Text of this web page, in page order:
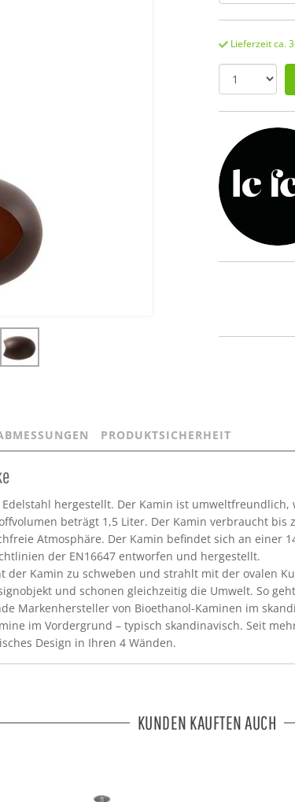
Lieferzeit ca.
PRODUKTSICHERHEIT
Edelstahl hergestellt. Der Kamin ist
beträgt 1,5 Liter. Der Kamin verbraucht
Atmosphäre. Der Kamin befindet sich an einer
der EN16647 entworfen und hergestellt.
der Kamin zu schweben und strahlt mit der ovalen
und schonen gleichzeitig die Umwelt. So
Markenhersteller von Bioethanol-Kaminen im
im Vordergrund – typisch skandinavisch. Seit
Design in Ihren 4 Wänden.
KUNDEN KAUFTEN AUCH